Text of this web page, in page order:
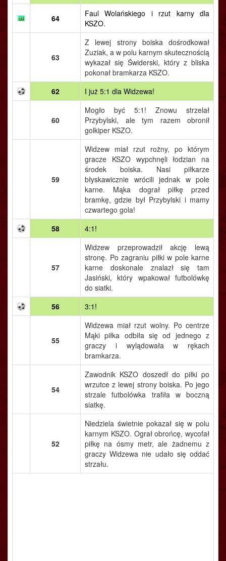
64
Faul Wolańskiego i rzut karny dla
KSZO.
63
Z lewej strony boiska dośrodkował
Zuziak, a w polu karnym skutecznością
wykazał się Świderski, który z bliska
pokonał bramkarza KSZO.
62
I już 5:1 dla Widzewa!
60
Mogło być 5:1! Znowu strzelał
Przybylski, ale tym razem obronił
golkiper KSZO.
59
Widzew miał rzut rożny, po którym
gracze KSZO wypchnęli łodzian na
środek boiska. Nasi piłkarze
błyskawicznie wrócili jednak w pole
karne. Mąka dograł piłkę przed
bramkę, gdzie był Przybylski i mamy
czwartego gola!
58
4:1!
57
Widzew przeprowadził akcję lewą
stronę. Po zagraniu piłki w pole karne
karne doskonale znalazł się tam
Jasiński, który wpakował futbolówkę
do siatki.
56
3:1!
55
Widzewa miał rzut wolny. Po centrze
Mąki piłka odbiła się od jednego z
graczy i wylądowała w rękach
bramkarza.
54
Zawodnik KSZO doszedł do piłki po
wrzutce z lewej strony boiska. Po jego
strzale futbolówka trafiła w boczną
siatkę.
52
Niedziela świetnie pokazał się w polu
karnym KSZO. Ograł obrońcę, wycofał
piłkę na ósmy metr, ale żadnemu z
graczy Widzewa nie udało się oddać
strzału.